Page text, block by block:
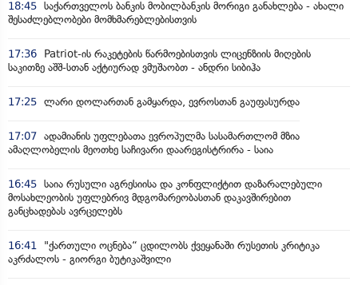
18:45 საქართველოს ბანკის მობილბანკის მორიგი განახლება - ახალი
შესაძლებლობები მომხმარებლებისთვის
17:36
Patriot-ის რაკეტების წარმოებისთვის ლიცენზიის მიღების
საკითზე აშშ-სთან აქტიურად ვმუშაობთ - ანდრი სიბიჰა
17:25 ლარი დოლართან გამყარდა, ევროსთან გაუფასურდა
17:07 ადამიანის უფლებათა ევროპულმა სასამართლომ მზია
ამაღლობელის მეოთხე საჩივარი დაარეგისტრირა - საია
16:45 საია რუსული აგრესიისა და კონფლიქტით დაზარალებული
მოსახლეობის უფლებრივ მდგომარეობასთან დაკავშირებით
განცხადებას ავრცელებს
16:41
"ქართული ოცნება“ ცდილობს ქვეყანაში რუსეთის კრიტიკა
აკრძალოს - გიორგი ბუტიკაშვილი